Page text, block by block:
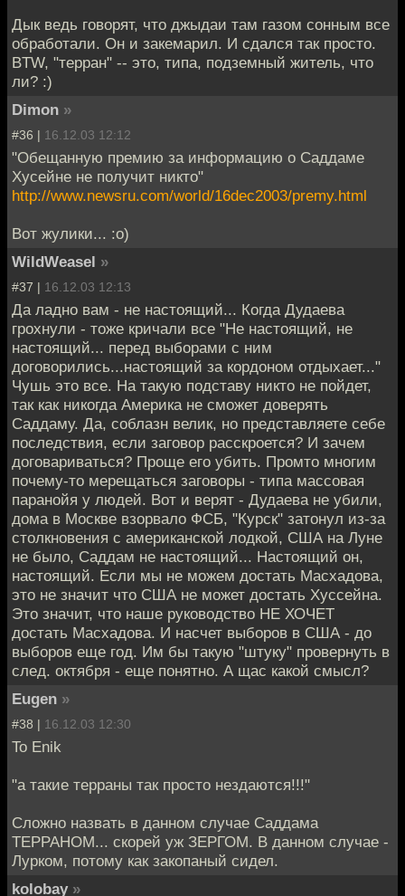
Дык ведь говорят, что джыдаи там газом сонным все
обработали. Он и закемарил. И сдался так просто.
BTW, "терран" -- это, типа, подземный житель, что
ли? :)
Dimon »
#36 | 16.12.03 12:12
"Обещанную премию за информацию о Саддаме
Хусейне не получит никто"
http://www.newsru.com/world/16dec2003/premy.html
Вот жулики... :о)
WildWeasel »
#37 | 16.12.03 12:13
Да ладно вам - не настоящий... Когда Дудаева
грохнули - тоже кричали все "Не настоящий, не
настоящий... перед выборами с ним
договорились...настоящий за кордоном отдыхает..."
Чушь это все. На такую подставу никто не пойдет,
так как никогда Америка не сможет доверять
Саддаму. Да, соблазн велик, но представляете себе
последствия, если заговор расскроется? И зачем
договариваться? Проще его убить. Промто многим
почему-то мерещаться заговоры - типа массовая
паранойя у людей. Вот и верят - Дудаева не убили,
дома в Москве взорвало ФСБ, "Курск" затонул из-за
столкновения с американской лодкой, США на Луне
не было, Саддам не настоящий... Настоящий он,
настоящий. Если мы не можем достать Масхадова,
это не значит что США не может достать Хуссейна.
Это значит, что наше руководство НЕ ХОЧЕТ
достать Масхадова. И насчет выборов в США - до
выборов еще год. Им бы такую "штуку" провернуть в
след. октября - еще понятно. А щас какой смысл?
Eugen »
#38 | 16.12.03 12:30
To Enik
"а такие терраны так просто нездаются!!!"
Сложно назвать в данном случае Саддама
ТЕРРАНОМ... скорей уж ЗЕРГОМ. В данном случае -
Лурком, потому как закопаный сидел.
kolobay »